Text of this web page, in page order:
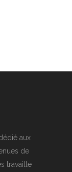
aux
de
travaille